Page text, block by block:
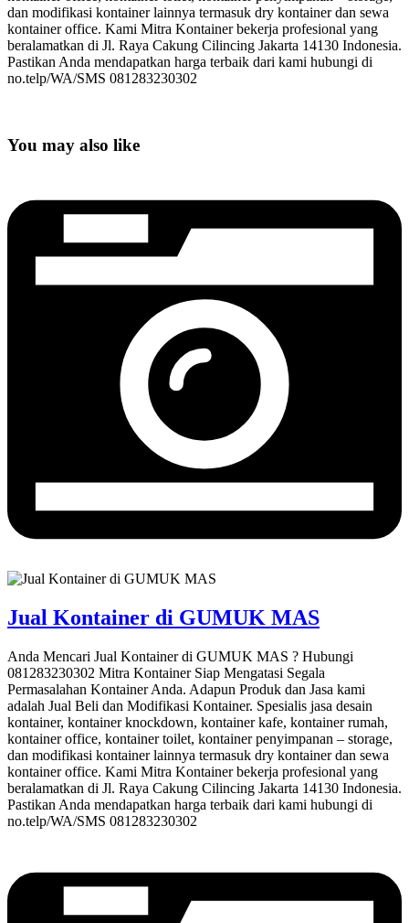
dan modifikasi kontainer lainnya termasuk dry kontainer dan sewa
kontainer office. Kami Mitra Kontainer bekerja profesional yang
beralamatkan di Jl. Raya Cakung Cilincing Jakarta 14130 Indonesia.
Pastikan Anda mendapatkan harga terbaik dari kami hubungi di
no.telp/WA/SMS 081283230302
You may also like
Jual Kontainer di GUMUK MAS
Anda Mencari Jual Kontainer di GUMUK MAS ? Hubungi
081283230302 Mitra Kontainer Siap Mengatasi Segala
Permasalahan Kontainer Anda. Adapun Produk dan Jasa kami
adalah Jual Beli dan Modifikasi Kontainer. Spesialis jasa desain
kontainer, kontainer knockdown, kontainer kafe, kontainer rumah,
kontainer office, kontainer toilet, kontainer penyimpanan – storage,
dan modifikasi kontainer lainnya termasuk dry kontainer dan sewa
kontainer office. Kami Mitra Kontainer bekerja profesional yang
beralamatkan di Jl. Raya Cakung Cilincing Jakarta 14130 Indonesia.
Pastikan Anda mendapatkan harga terbaik dari kami hubungi di
no.telp/WA/SMS 081283230302